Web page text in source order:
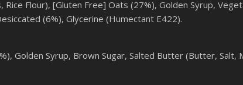
Flour), [Gluten Free] Oats (27%), Golden Syrup,
(6%), Glycerine (Humectant E422).
Golden Syrup, Brown Sugar, Salted Butter (Butter, Salt,